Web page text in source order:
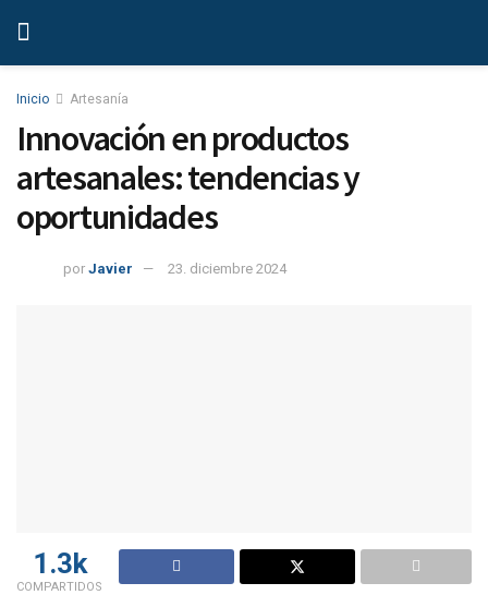
Inicio Artesanía
Innovación en productos
artesanales: tendencias y
oportunidades
por Javier 23. diciembre 2024
1.3k
COMPARTIDOS